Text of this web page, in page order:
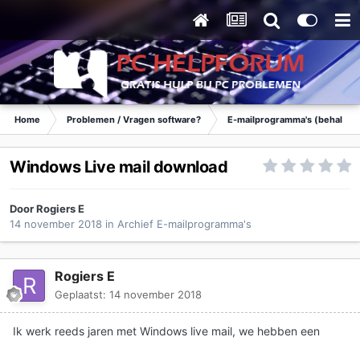
Home Problemen / Vragen software? E-mailprogramma's (behalve
Windows Live mail download
DoorRogiers E
14 november 2018 in Archief E-mailprogramma's
Rogiers E
Geplaatst: 14 november 2018
Ik werk reeds jaren met Windows live mail, we hebben een